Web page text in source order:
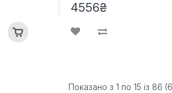
4556₴
Показано з 1 по 15 із 86